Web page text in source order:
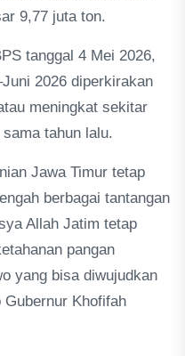
9,77 juta ton.
tanggal 4 Mei 2026,
2026 diperkirakan
meningkat sekitar
tahun lalu.
Jawa Timur tetap
berbagai tantangan
Allah Jatim tetap
pangan
yang bisa diwujudkan
Khofifah